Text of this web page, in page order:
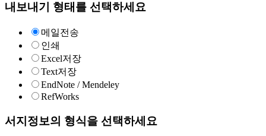
내보내기 형태를 선택하세요
메일전송
인쇄
Excel저장
Text저장
EndNote / Mendeley
RefWorks
서지정보의 형식을 선택하세요